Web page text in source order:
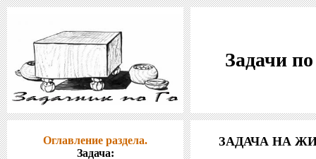
Задачи
Оглавление раздела.
Задача:
ЗАДАЧА НА